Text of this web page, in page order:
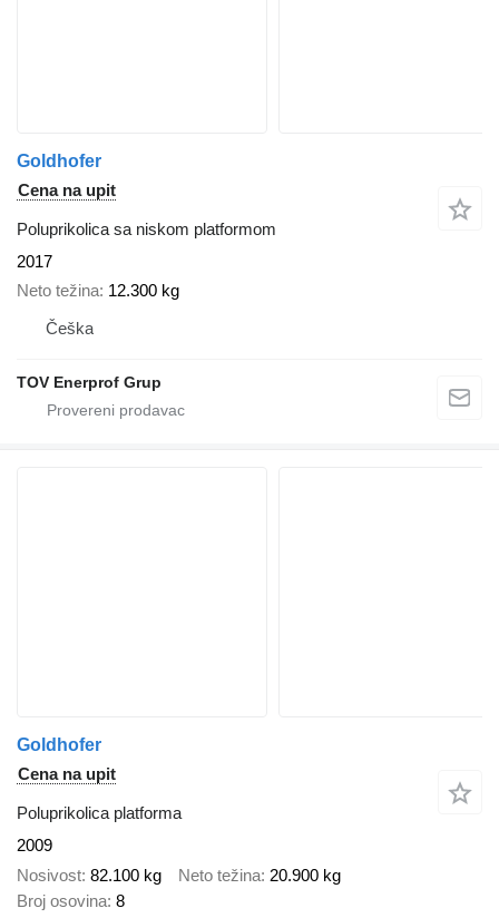
Goldhofer
Cena na upit
Poluprikolica sa niskom platformom
2017
Neto težina 12.300 kg
Češka
TOV Enerprof Grup
Goldhofer
Cena na upit
Poluprikolica platforma
2009
Nosivost 82.100 kg Neto težina 20.900 kg
Broj osovina 8